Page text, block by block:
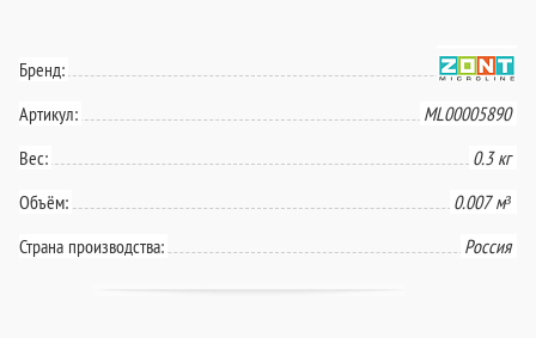
Бренд:
Артикул:
ML00005890
Вес:
0.3 кг
Объём:
0.007 м³
Страна производства:
Россия